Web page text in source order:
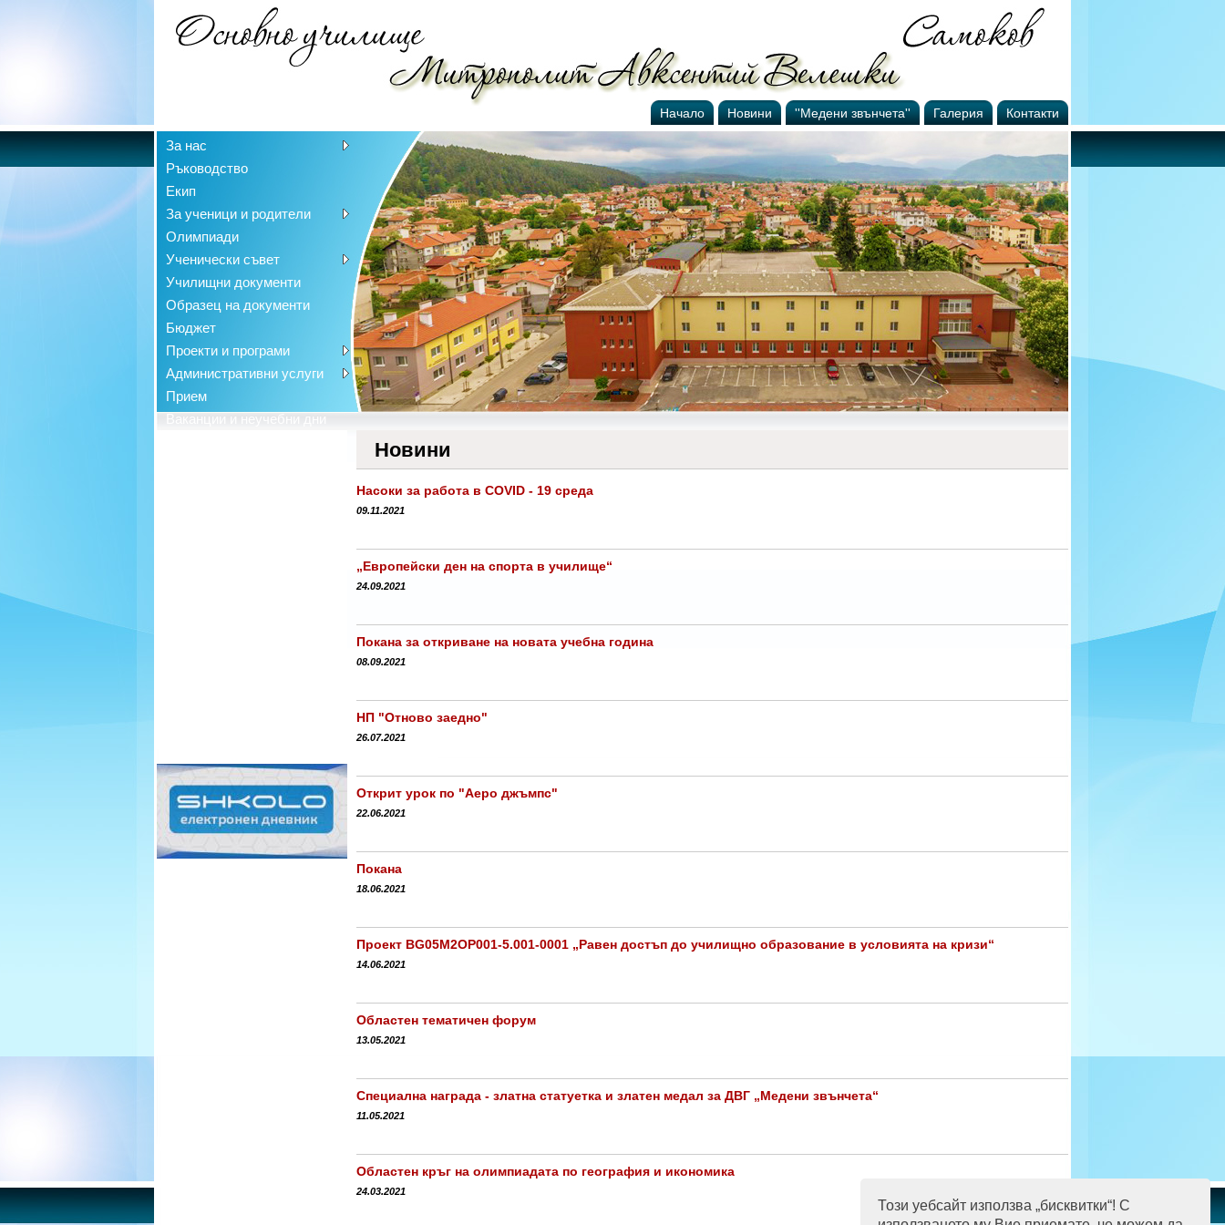
Този уебсайт използва „бисквитки“! С
Контакти
Галерия
''Медени звънчета''
Новини
Начало
За нас
Ръководство
Екип
За ученици и родители
Олимпиади
Ученически съвет
Училищни документи
Образец на документи
Бюджет
Проекти и програми
Административни услуги
Прием
Ваканции и неучебни дни
Новини
Насоки за работа в COVID - 19 среда
09.11.2021
„Европейски ден на спорта в училище“
24.09.2021
Покана за откриване на новата учебна година
08.09.2021
НП "Отново заедно"
26.07.2021
Открит урок по "Аеро джъмпс"
22.06.2021
Покана
18.06.2021
Проект BG05M2OP001-5.001-0001 „Равен достъп до училищно образование в условията на кризи“
14.06.2021
Областен тематичен форум
13.05.2021
Специална награда - златна статуетка и златен медал за ДВГ „Медени звънчета“
11.05.2021
Областен кръг на олимпиадата по география и икономика
24.03.2021